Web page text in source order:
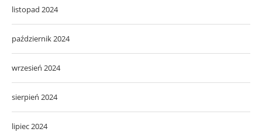
listopad 2024
październik 2024
wrzesień 2024
sierpień 2024
lipiec 2024